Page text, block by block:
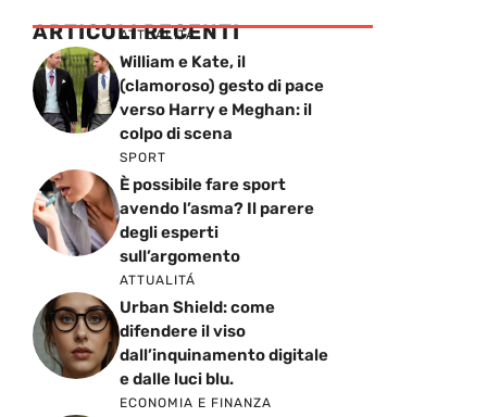
ARTICOLI RECENTI
ATTUALITÁ
William e Kate, il
(clamoroso) gesto di pace
verso Harry e Meghan: il
colpo di scena
SPORT
È possibile fare sport
avendo l’asma? Il parere
degli esperti
sull’argomento
ATTUALITÁ
Urban Shield: come
difendere il viso
dall’inquinamento digitale
e dalle luci blu.
ECONOMIA E FINANZA